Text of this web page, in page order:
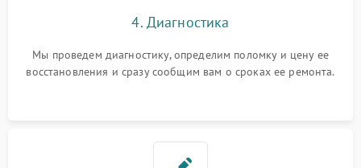
4. Диагностика
Мы проведем диагностику, определим поломку и цену ее
восстановления и сразу сообщим вам о сроках ее ремонта.